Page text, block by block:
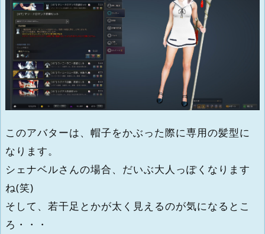
このアバターは、帽子をかぶった際に専用の髪型に
なります。
シェナベルさんの場合、だいぶ大人っぽくなります
ね(笑)
そして、若干足とかが太く見えるのが気になるとこ
ろ・・・